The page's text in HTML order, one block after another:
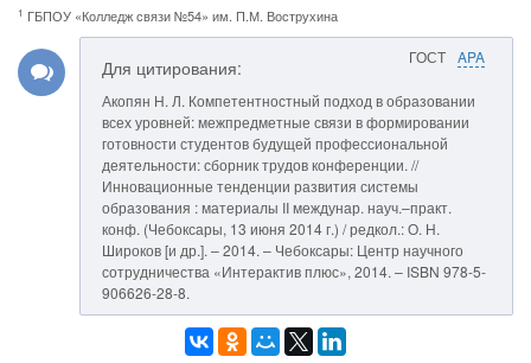
1 ГБПОУ «Колледж связи №54» им. П.М. Вострухина
ГОСТ APA
Для цитирования:
Акопян Н. Л. Компетентностный подход в образовании
всех уровней: межпредметные связи в формировании
готовности студентов будущей профессиональной
деятельности: сборник трудов конференции. //
Инновационные тенденции развития системы
образования : материалы II междунар. науч.–практ.
конф. (Чебоксары, 13 июня 2014 г.) / редкол.: О. Н.
Широков [и др.]. – 2014. – Чебоксары: Центр научного
сотрудничества «Интерактив плюс», 2014. – ISBN 978-5-
906626-28-8.